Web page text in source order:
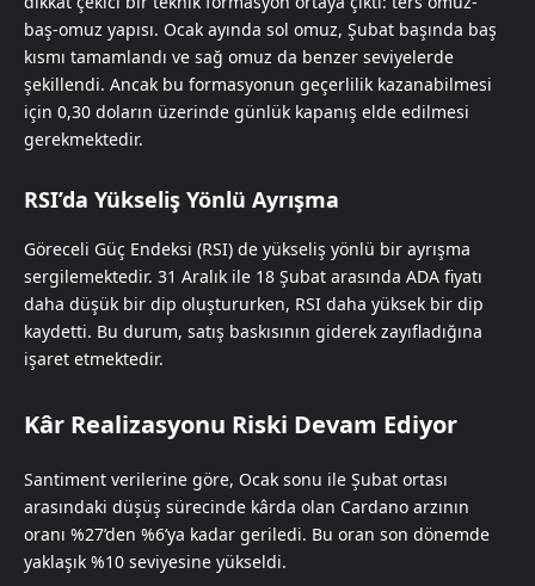
baş-omuz yapısı. Ocak ayında sol omuz, Şubat başında baş
kısmı tamamlandı ve sağ omuz da benzer seviyelerde
şekillendi. Ancak bu formasyonun geçerlilik kazanabilmesi
için 0,30 doların üzerinde günlük kapanış elde edilmesi
gerekmektedir.
RSI’da Yükseliş Yönlü Ayrışma
Göreceli Güç Endeksi (RSI) de yükseliş yönlü bir ayrışma
sergilemektedir. 31 Aralık ile 18 Şubat arasında ADA fiyatı
daha düşük bir dip oluştururken, RSI daha yüksek bir dip
kaydetti. Bu durum, satış baskısının giderek zayıfladığına
işaret etmektedir.
Kâr Realizasyonu Riski Devam Ediyor
Santiment verilerine göre, Ocak sonu ile Şubat ortası
arasındaki düşüş sürecinde kârda olan Cardano arzının
oranı %27’den %6’ya kadar geriledi. Bu oran son dönemde
yaklaşık %10 seviyesine yükseldi.